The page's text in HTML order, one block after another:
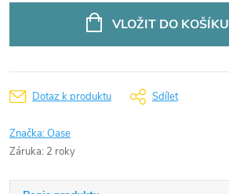
VLOŽIT DO KOŠÍKU
Dotaz k produktu Sdílet
Značka:Oase
Záruka: 2 roky